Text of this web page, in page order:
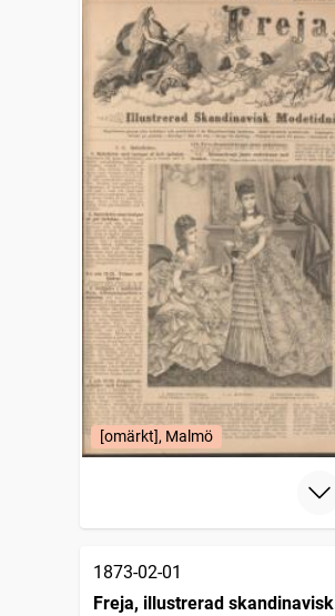
[omärkt], Malmö
1873-02-01
Freja, illustrerad skandinavisk